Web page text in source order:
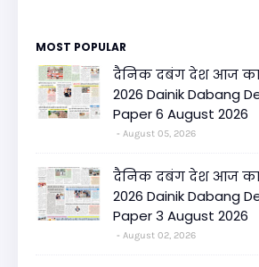
MOST POPULAR
दैनिक दबंग देश आज
2026 Dainik Dabang
Paper 6 August 2026
August 05, 2026
दैनिक दबंग देश आज
2026 Dainik Dabang
Paper 3 August 2026
August 02, 2026